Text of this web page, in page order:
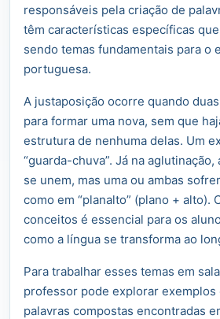
responsáveis pela criação de
têm características específicas
sendo temas fundamentais para o
portuguesa.
A justaposição ocorre quando
para formar uma nova, sem que
estrutura de nenhuma delas. Um
“guarda-chuva”. Já na
se unem, mas uma ou ambas
como em “planalto” (plano + alto).
conceitos é essencial para os
como a língua se transforma ao
Para trabalhar esses temas em
professor pode explorar exemplos
palavras compostas encontradas